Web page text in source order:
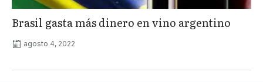
Brasil gasta más dinero en vino argentino
agosto 4, 2022